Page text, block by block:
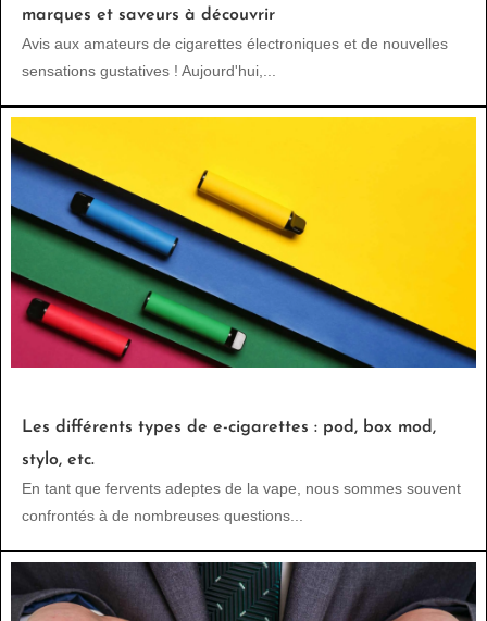
marques et saveurs à découvrir
Avis aux amateurs de cigarettes électroniques et de nouvelles
sensations gustatives ! Aujourd'hui,...
Les différents types de e-cigarettes : pod, box mod,
stylo, etc.
En tant que fervents adeptes de la vape, nous sommes souvent
confrontés à de nombreuses questions...